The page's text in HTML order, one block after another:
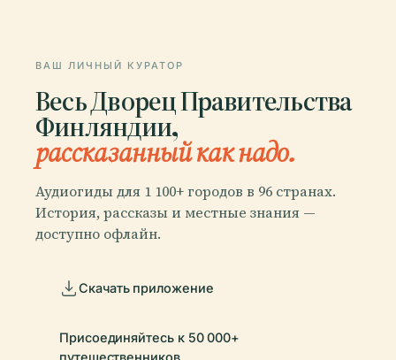
ВАШ ЛИЧНЫЙ КУРАТОР
Весь Дворец Правительства
Финляндии,
рассказанный как надо.
Аудиогиды для 1 100+ городов в 96 странах.
История, рассказы и местные знания —
доступно офлайн.
Скачать приложение
Присоединяйтесь к 50 000+
путешественников